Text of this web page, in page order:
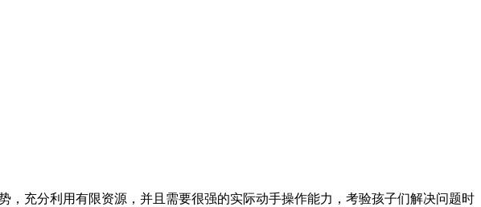
充分利用有限资源，并且需要很强的实际动手操作能力，考验孩子们解决问题时